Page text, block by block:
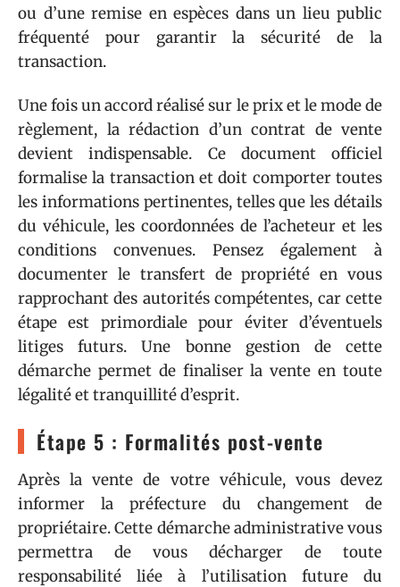
ou d’une remise en espèces dans un lieu public
fréquenté pour garantir la sécurité de la
transaction.
Une fois un accord réalisé sur le prix et le mode de
règlement, la rédaction d’un contrat de vente
devient indispensable. Ce document officiel
formalise la transaction et doit comporter toutes
les informations pertinentes, telles que les détails
du véhicule, les coordonnées de l’acheteur et les
conditions convenues. Pensez également à
documenter le transfert de propriété en vous
rapprochant des autorités compétentes, car cette
étape est primordiale pour éviter d’éventuels
litiges futurs. Une bonne gestion de cette
démarche permet de finaliser la vente en toute
légalité et tranquillité d’esprit.
Étape 5 : Formalités post-vente
Après la vente de votre véhicule, vous devez
informer la préfecture du changement de
propriétaire. Cette démarche administrative vous
permettra de vous décharger de toute
responsabilité liée à l’utilisation future du